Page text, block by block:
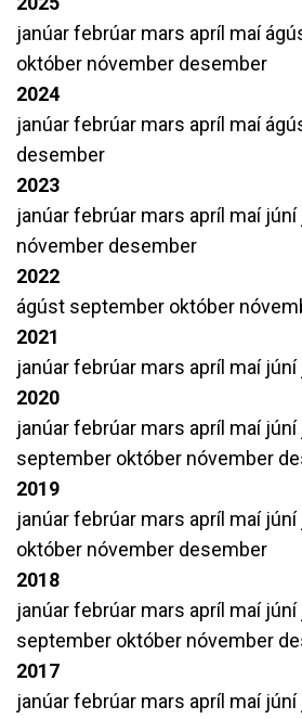
janúarfebrúar mars apríl maí
október nóvember desember
2024
janúarfebrúar mars apríl maí
desember
2023
janúarfebrúar mars apríl maí júní
nóvember desember
2022
ágúst september október
2021
janúarfebrúar mars apríl maí júní
2020
janúarfebrúar mars apríl maí júní
september október nóvember
2019
janúarfebrúar mars apríl maí júní
október nóvember desember
2018
janúarfebrúar mars apríl maí júní
september október nóvember
2017
janúarfebrúar mars apríl maí júní